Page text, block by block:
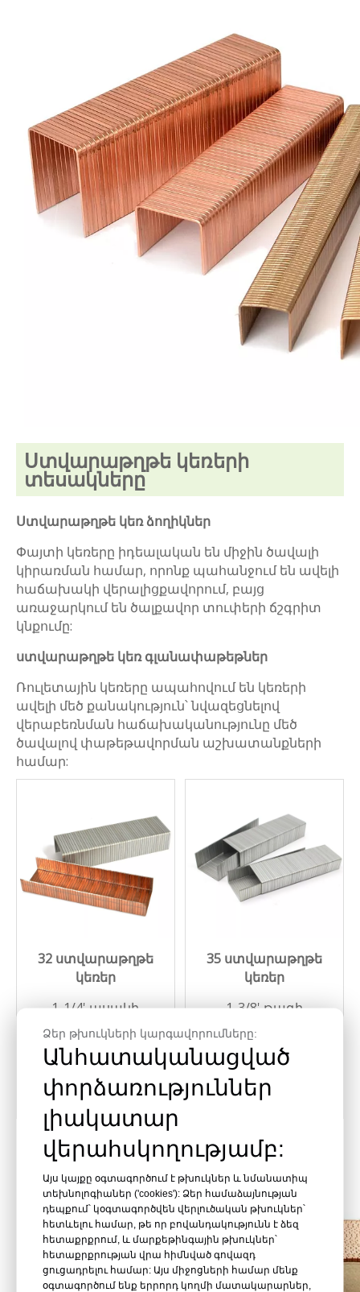
Ստվարաթղթե կեռերի
տեսակները
Ստվարաթղթե կեռ ձողիկներ
Փայտի կեռերը իդեալական են միջին ծավալի
կիրառման համար, որոնք պահանջում են ավելի
հաճախակի վերալիցքավորում, բայց
առաջարկում են ծալքավոր տուփերի ճշգրիտ
կնքումը:
ստվարաթղթե կեռ գլանափաթեթներ
Ռուլետային կեռերը ապահովում են կեռերի
ավելի մեծ քանակություն՝ նվազեցնելով
վերաբեռնման հաճախականությունը մեծ
ծավալով փաթեթավորման աշխատանքների
համար:
32 ստվարաթղթե
կեռեր
1-1/4' պսակի
լայնության կեռներ
հյուսիսամերիկյան
C-տիպի կեռների
համար:
35 ստվարաթղթե
կեռեր
1-3/8' թագի
լայնության կեռեր
եվրոպական և
հարավամերիկյան A
տիպի կեռների
համար:
Ձեր թխուկների կարգավորումները:
Անհատականացված
փորձառություններ
լիակատար
վերահսկողությամբ:
Այս կայքը օգտագործում է թխուկներ և նմանատիպ
տեխնոլոգիաներ ('cookies'): Ձեր համաձայնության
դեպքում՝ կօգտագործվեն վերլուծական թխուկներ՝
հետևելու համար, թե որ բովանդակությունն է ձեզ
հետաքրքրում, և մարքեթինգային թխուկներ՝
հետաքրքրության վրա հիմնված գովազդ
ցուցադրելու համար: Այս միջոցների համար մենք
օգտագործում ենք երրորդ կողմի մատակարարներ,